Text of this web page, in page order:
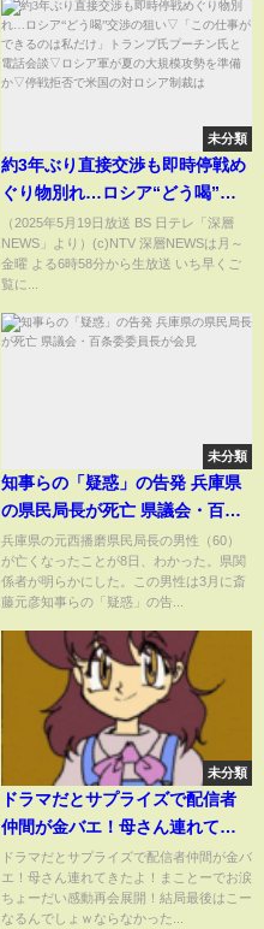
未分類
約3年ぶり直接交渉も即時停戦め
ぐり物別れ…ロシア“どう喝”交
渉の狙い▽「この仕事ができる
のは私だけ」トランプ氏プーチ
ン氏と電話会談▽ロシア軍が夏
否で米国の対ロシア制裁は
（2025年5月19日放送 BS 日テレ「深層
NEWS」より）(c)NTV 深層NEWSは月～
金曜 よる6時58分から生放送 いち早くご
覧に...
未分類
知事らの「疑惑」の告発 兵庫県
の県民局長が死亡 県議会・百条
委委員長が会見
兵庫県の元西播磨県民局長の男性（60）
が亡くなったことが8日、わかった。県関
係者が明らかにした。この男性は3月に斎
藤元彦知事らの「疑惑」の告...
未分類
ドラマだとサプライズで配信者
仲間が金バエ！母さん連れてき
たよ！まことーでお涙ちょーだ
い感動再会展開！結局最後はこ
ーなるんでしょｗならなかった
ドラマだとサプライズで配信者仲間が金バ
エ！母さん連れてきたよ！まことーでお涙
ちょーだい感動再会展開！結局最後はこー
なるんでしょｗならなかった...